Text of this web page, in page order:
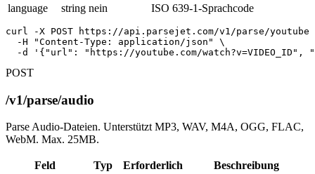
language
string nein ISO 639-1-Sprachcode
curl -X POST https://api.parsejet.com/v1/parse/
  -H "Content-Type: application/json" \
-d '{"url": "https://youtube.com/watch?v=VIDEO_ID",
POST
/v1/parse/audio
Parse Audio-Dateien. Unterstützt MP3, WAV, M4A, OGG, FLAC,
WebM. Max. 25MB.
Feld Typ Erforderlich
Beschreibung